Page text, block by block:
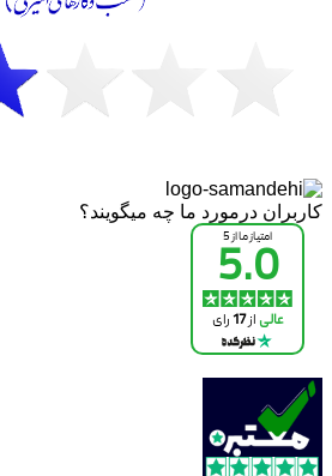
کاربران درمورد ما چه میگویند؟